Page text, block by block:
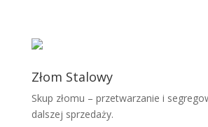
Złom Stalowy
Skup złomu – przetwarzanie i
dalszej sprzedaży.